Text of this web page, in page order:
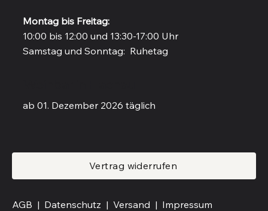
Montag bis Freitag:
10:00 bis 12:00 und 13:30-17:00 Uhr
Samstag und Sonntag: Ruhetag
ab 01. Dezember 2026 täglich
AGB | Datenschutz | Versand | Impressum
Vertrag widerrufen